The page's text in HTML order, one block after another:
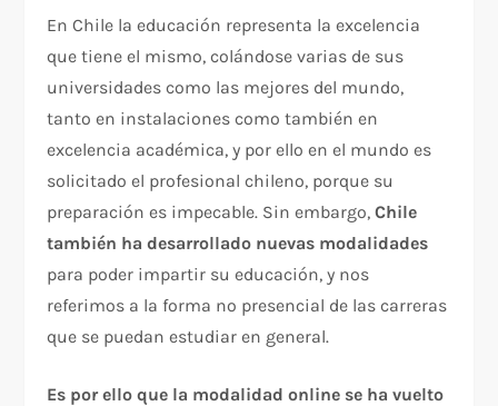
En Chile la educación representa la excelencia
que tiene el mismo, colándose varias de sus
universidades como las mejores del mundo,
tanto en instalaciones como también en
excelencia académica, y por ello en el mundo es
solicitado el profesional chileno, porque su
preparación es impecable. Sin embargo,Chile
también ha desarrollado nuevas modalidades
para poder impartir su educación, y nos
referimos a la forma no presencial de las carreras
que se puedan estudiar en general.
Es por ello que la modalidad online se ha vuelto